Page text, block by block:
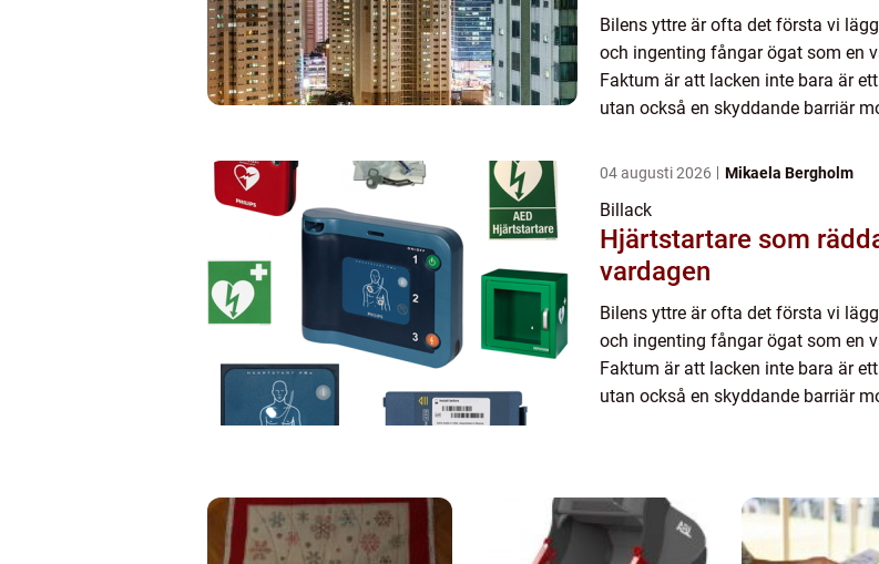
Bilens yttre är ofta det första vi
och ingenting fångar ögat som en
Faktum är att lacken inte bara är
utan också en skyddande barriär
04 augusti 2026 Mikaela Bergholm
Billack
Hjärtstartare som
vardagen
Bilens yttre är ofta det första vi
och ingenting fångar ögat som en
Faktum är att lacken inte bara är
utan också en skyddande barriär